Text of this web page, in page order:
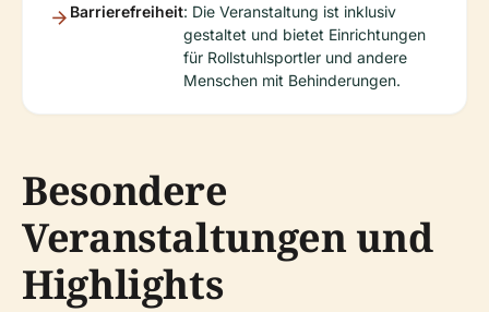
Barrierefreiheit: Die Veranstaltung ist inklusiv
gestaltet und bietet Einrichtungen
für Rollstuhlsportler und andere
Menschen mit Behinderungen.
Besondere
Veranstaltungen und
Highlights